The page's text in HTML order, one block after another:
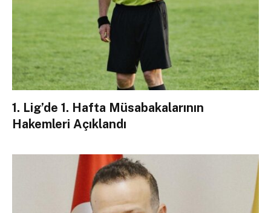
1. Lig’de 1. Hafta Müsabakalarının
Hakemleri Açıklandı